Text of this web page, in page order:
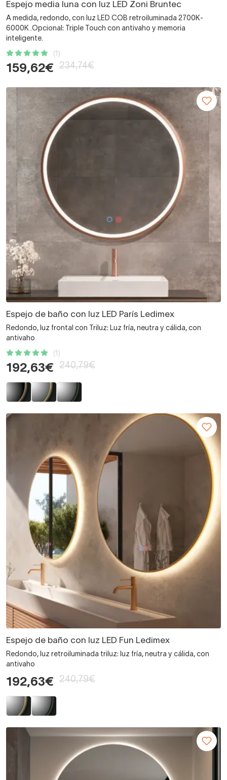
Espejo media luna con luz LED Zoni Bruntec
A medida, redondo, con luz LED COB retroiluminada 2700K-
6000K .Opcional: Triple Touch con antivaho y memoria
inteligente.
(1)
159,62€ 234,74€
Espejo de baño con luz LED París Ledimex
Redondo, luz frontal con Triluz: Luz fría, neutra y cálida, con
antivaho
(1)
192,63€ 240,79€
Espejo de baño con luz LED Fun Ledimex
Redondo, luz retroiluminada triluz: luz fría, neutra y cálida, con
antivaho
192,63€ 240,79€